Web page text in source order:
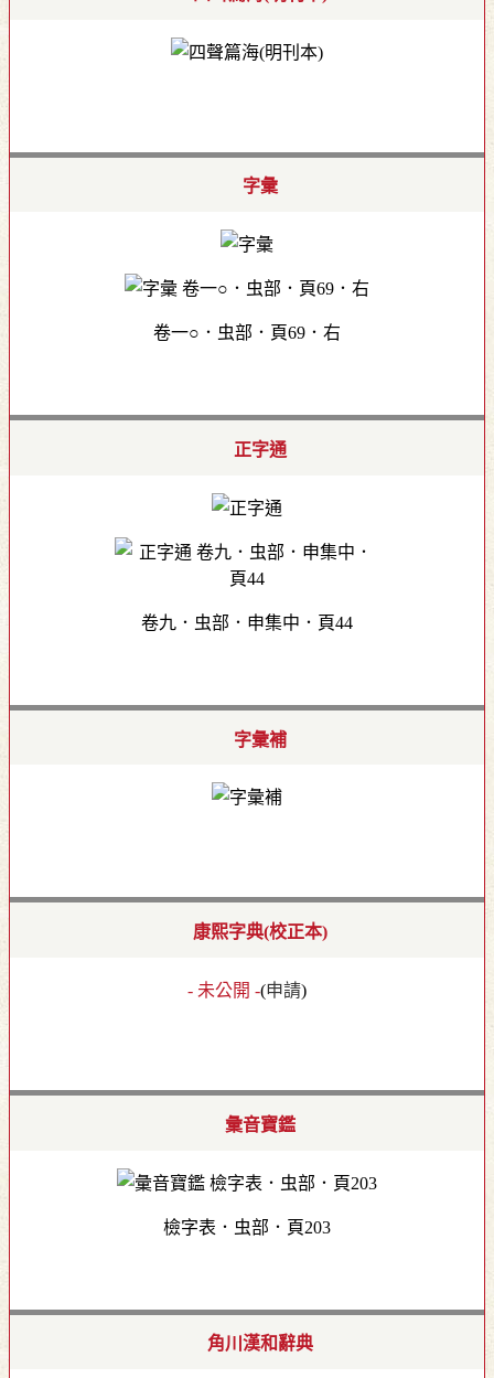
字彙
卷一○．虫部．頁69．右
正字通
卷九．虫部．申集中．頁44
字彙補
康熙字典(校正本)
- 未公開 -(申請)
彙音寶鑑
檢字表．虫部．頁203
角川漢和辭典